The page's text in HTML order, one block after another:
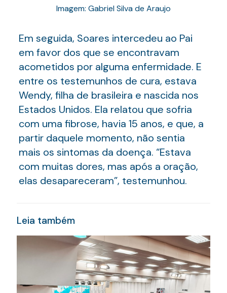
Imagem: Gabriel Silva de Araujo
Em seguida, Soares intercedeu ao Pai
em favor dos que se encontravam
acometidos por alguma enfermidade. E
entre os testemunhos de cura, estava
Wendy, filha de brasileira e nascida nos
Estados Unidos. Ela relatou que sofria
com uma fibrose, havia 15 anos, e que, a
partir daquele momento, não sentia
mais os sintomas da doença. “Estava
com muitas dores, mas após a oração,
elas desapareceram”, testemunhou.
Leia também